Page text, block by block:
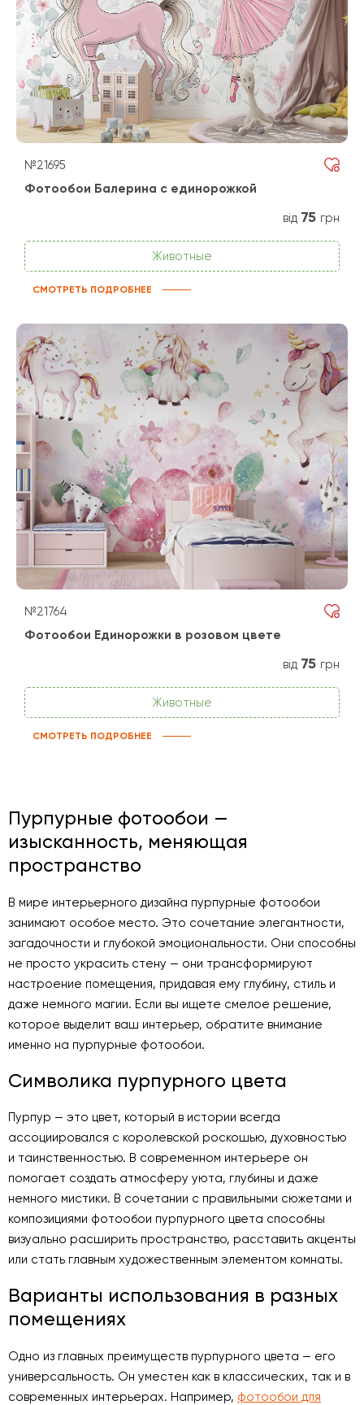
№21695
Фотообои Балерина с единорожкой
від 75 грн
Животные
СМОТРЕТЬ ПОДРОБНЕЕ
№21764
Фотообои Единорожки в розовом цвете
від 75 грн
Животные
СМОТРЕТЬ ПОДРОБНЕЕ
Пурпурные фотообои —
изысканность, меняющая
пространство
В мире интерьерного дизайна пурпурные фотообои
занимают особое место. Это сочетание элегантности,
загадочности и глубокой эмоциональности. Они способны
не просто украсить стену — они трансформируют
настроение помещения, придавая ему глубину, стиль и
даже немного магии. Если вы ищете смелое решение,
которое выделит ваш интерьер, обратите внимание
именно на пурпурные фотообои.
Символика пурпурного цвета
Пурпур — это цвет, который в истории всегда
ассоциировался с королевской роскошью, духовностью
и таинственностью. В современном интерьере он
помогает создать атмосферу уюта, глубины и даже
немного мистики. В сочетании с правильными сюжетами и
композициями фотообои пурпурного цвета способны
визуально расширить пространство, расставить акценты
или стать главным художественным элементом комнаты.
Варианты использования в разных
помещениях
Одно из главных преимуществ пурпурного цвета — его
универсальность. Он уместен как в классических, так и в
современных интерьерах. Например, фотообои для